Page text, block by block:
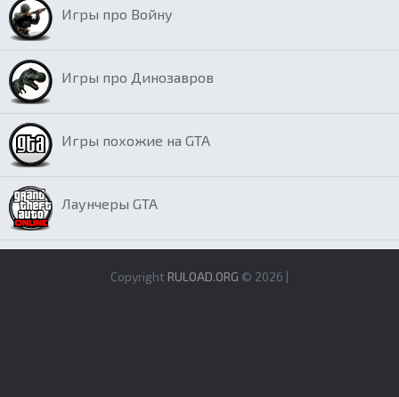
Игры про Войну
Игры про Динозавров
Игры похожие на GTA
Лаунчеры GTA
Copyright RULOAD.ORG © 2026 |